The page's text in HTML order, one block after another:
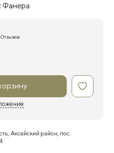
Фанера
Отзывов
Аксайский район, пос.